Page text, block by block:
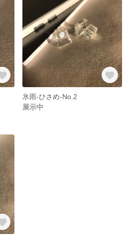
氷雨-ひさめ-No.2
展示中